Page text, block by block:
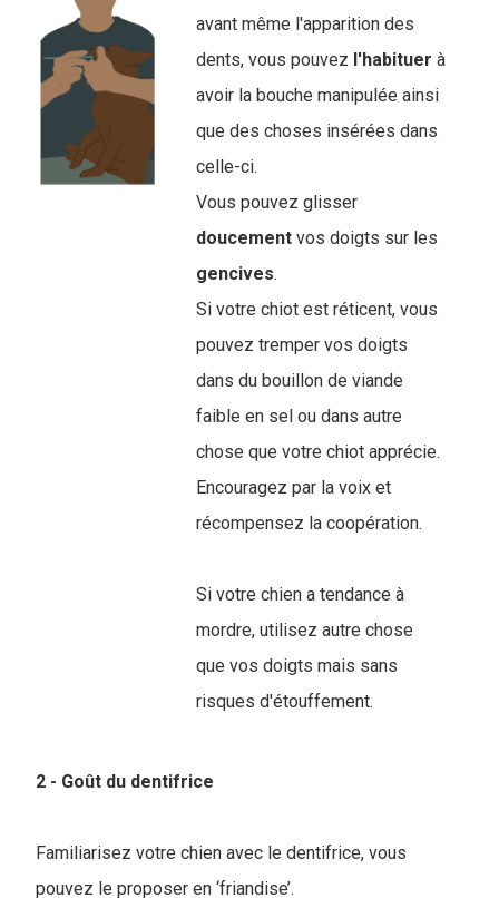
avant même l'apparition des
dents, vous pouvez l'habituer à
avoir la bouche manipulée ainsi
que des choses insérées dans
celle-ci.
Vous pouvez glisser
doucement vos doigts sur les
gencives.
Si votre chiot est réticent, vous
pouvez tremper vos doigts
dans du bouillon de viande
faible en sel ou dans autre
chose que votre chiot apprécie.
Encouragez par la voix et
récompensez la coopération.
Si votre chien a tendance à
mordre, utilisez autre chose
que vos doigts mais sans
risques d'étouffement.
2 - Goût du dentifrice
Familiarisez votre chien avec le dentifrice, vous
pouvez le proposer en ‘friandise’.